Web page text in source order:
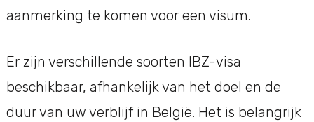
aanmerking te komen voor een visum.
Er zijn verschillende soorten IBZ-visa
beschikbaar, afhankelijk van het doel en de
duur van uw verblijf in België. Het is belangrijk